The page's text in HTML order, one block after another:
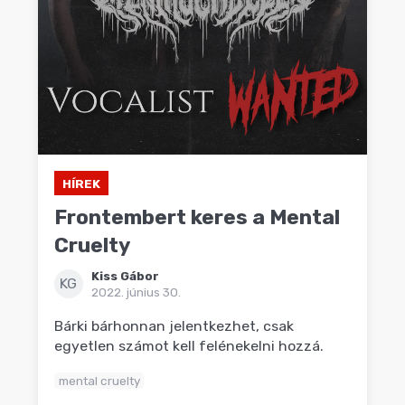
HÍREK
Frontembert keres a Mental
Cruelty
KG
Kiss Gábor
2022. június 30.
Bárki bárhonnan jelentkezhet, csak
egyetlen számot kell felénekelni hozzá.
mental cruelty